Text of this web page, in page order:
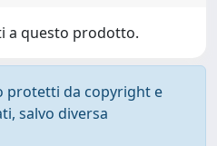
a questo prodotto.
protetti da copyright e
salvo diversa